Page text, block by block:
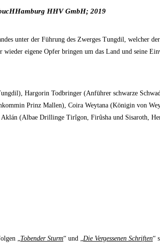
HHV GmbH; 2019
unter der Führung des Zwerges Tungdil, welcher
eigene Opfer bringen um das Land und seine
Hargorin Todbringer (Anführer schwarze
Prinz Mallen), Coira Weytana (Königin von
(Albae Drillinge Tirîgon, Firûsha und Sisaroth,
„ Tobender Sturm“ und „ Die Vergessenen Schriften“